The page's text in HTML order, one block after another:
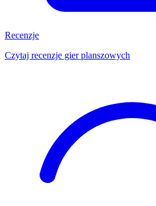
Recenzje
Czytaj recenzje gier planszowych